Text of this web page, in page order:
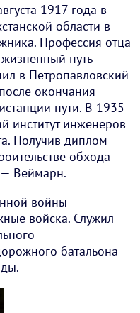
1917 года в
области в
Профессия отца
путь
в Петропавловский
окончания
пути. В 1935
институт инженеров
Получив диплом
обхода
Веймарн.
войны
войска. Служил
батальона